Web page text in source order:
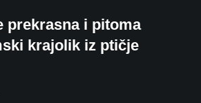
prekrasna i pitoma
krajolik iz ptičje